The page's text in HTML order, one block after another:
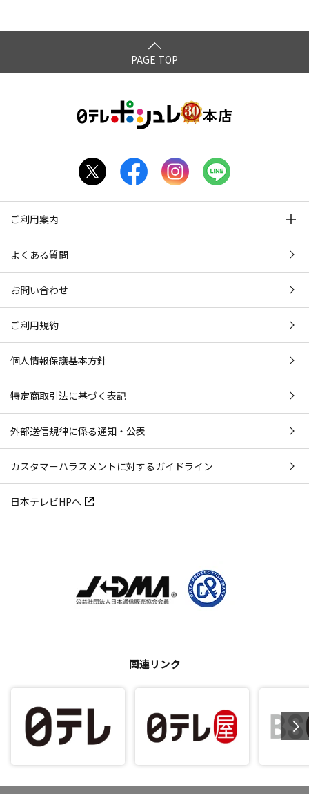
PAGE TOP
ご利用案内
よくある質問
お問い合わせ
ご利用規約
個人情報保護基本方針
特定商取引法に基づく表記
外部送信規律に係る通知・公表
カスタマーハラスメントに対するガイドライン
日本テレビHPへ
関連リンク